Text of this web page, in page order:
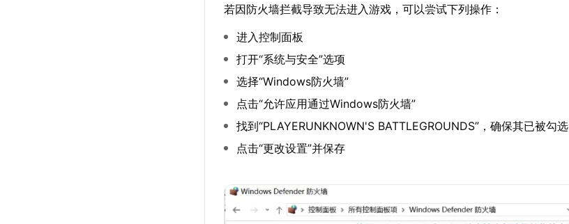
若因防火墙拦截导致无法进入游戏，可以尝试下列操作：
进入控制面板
打开“系统与安全”选项
选择“Windows防火墙”
点击“允许应用通过Windows防火墙”
找到“PLAYERUNKNOWN'S BATTLEGROUNDS”，确保其已被勾选
点击“更改设置”并保存